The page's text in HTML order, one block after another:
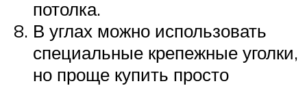
потолка.
В углах можно использовать
специальные крепежные уголки,
но проще купить просто